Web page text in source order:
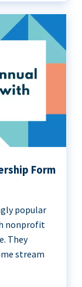
Form
popular
nonprofit
They
stream